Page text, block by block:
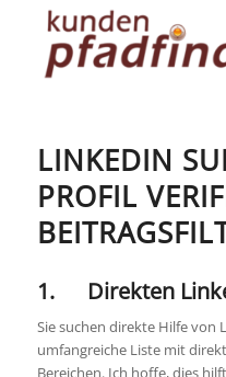
LINKEDIN
PROFIL
1. Direkten
Sie suchen direkte Hilfe von
umfangreiche Liste mit
Bereichen. Ich hoffe, dies